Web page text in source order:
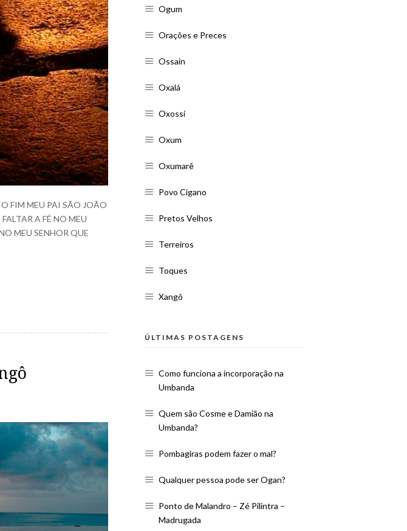
FIM MEU PAI SÃO JOÃO
A FÉ NO MEU
MEU SENHOR QUE
Ogum
Orações e Preces
Ossain
Oxalá
Oxossi
Oxum
Oxumarê
Povo Cigano
Pretos Velhos
Terreiros
Toques
Xangô
ÚLTIMAS POSTAGENS
Como funciona a incorporação na
Umbanda
Quem são Cosme e Damião na
Umbanda?
Pombagiras podem fazer o mal?
Qualquer pessoa pode ser Ogan?
Ponto de Malandro – Zé Pilintra –
Madrugada